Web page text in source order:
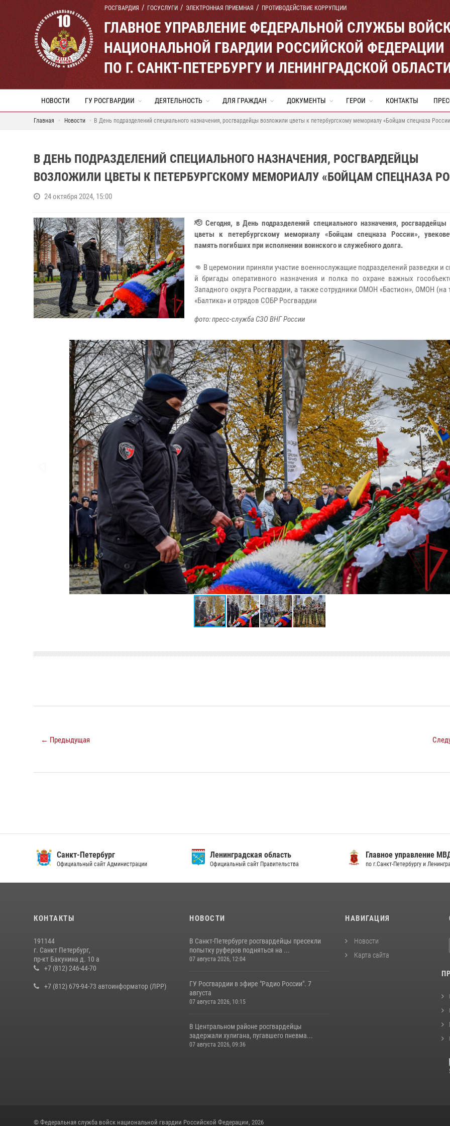
РОСГВАРДИЯ ГОСУСЛУГИ ЭЛЕКТРОННАЯ ПРИЕМНАЯ ПРОТИВОДЕЙСТВИЕ КОРРУПЦИИ
ГЛАВНОЕ УПРАВЛЕНИЕ ФЕДЕРАЛЬНОЙ СЛУЖБЫ
НАЦИОНАЛЬНОЙ ГВАРДИИ РОССИЙСКОЙ ФЕДЕРАЦИИ
ПО Г. САНКТ-ПЕТЕРБУРГУ И ЛЕНИНГРАДСКОЙ
НОВОСТИ ГУ РОСГВАРДИИ ДЕЯТЕЛЬНОСТЬ ДЛЯ ГРАЖДАН ДОКУМЕНТЫ ГЕРОИ КОНТАКТЫ
Главная Новости В День подразделений специального назначения, росгвардейцы возложили цветы к петербургскому мемориалу «Бойцам спецназа
В ДЕНЬ ПОДРАЗДЕЛЕНИЙ СПЕЦИАЛЬНОГО НАЗНАЧЕНИЯ, РОСГВАРДЕЙЦЫ
ВОЗЛОЖИЛИ ЦВЕТЫ К ПЕТЕРБУРГСКОМУ МЕМОРИАЛУ «БОЙЦАМ СПЕЦНАЗА
24 октября 2024, 15:00
🫡 Сегодня, в День подразделений специального назначения,
цветы к петербургскому мемориалу «Бойцам спецназа России»,
память погибших при исполнении воинского и служебного долга.
👊 В церемонии приняли участие военнослужащие подразделений разведки и
й бригады оперативного назначения и полка по охране важных
Западного округа Росгвардии, а также сотрудники ОМОН «Бастион», ОМОН (на
«Балтика» и отрядов СОБР Росгвардии
фото: пресс-служба СЗО ВНГ России
← Предыдущая
Санкт-Петербург
Официальный сайт Администрации
Ленинградская область
Официальный сайт Правительства
Главное управление МВД
по г.Санкт-Петербургу и
КОНТАКТЫ
191144
г. Санкт Петербург,
пр-кт Бакунина д. 10 а
+7 (812) 246-44-70
+7 (812) 679-94-73 автоинформатор (ЛРР)
НОВОСТИ
В Санкт-Петербурге росгвардейцы пресекли
попытку руферов подняться на ...
07 августа 2026, 12:04
ГУ Росгвардии в эфире "Радио России". 7
августа
07 августа 2026, 10:15
В Центральном районе росгвардейцы
задержали хулигана, пугавшего пневма...
07 августа 2026, 09:36
НАВИГАЦИЯ
Новости
Карта сайта
© Федеральная служба войск национальной гвардии Российской Федерации, 2026